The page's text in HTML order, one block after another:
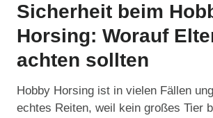
Sicherheit beim
Horsing: Worauf
achten sollten
Hobby Horsing ist in vielen Fällen
echtes Reiten, weil kein großes Tier